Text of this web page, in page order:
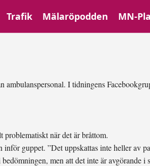
Trafik Mälaröpodden MN-
I tidningens
när det är bråttom.
guppet. ”Det uppskattas inte heller av
men att det inte är avgörande i